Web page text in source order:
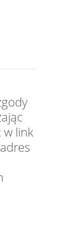
w link